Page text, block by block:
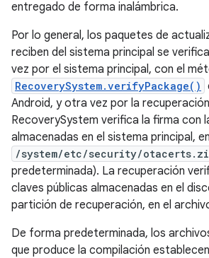
entregado de forma inalámbrica.
Por lo general, los paquetes de
reciben del sistema principal se
vez por el sistema principal, con el
RecoverySystem.verifyPackage()
Android, y otra vez por la
RecoverySystem verifica la firma con
almacenadas en el sistema principal,
/system/etc/security/
predeterminada). La recuperación
claves públicas almacenadas en el
partición de recuperación, en el
De forma predeterminada, los
que produce la compilación